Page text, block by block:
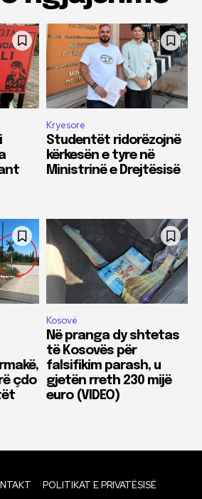
Kryesore
Studentët ridorëzojnë
kërkesën e tyre në
Ministrinë e Drejtësisë
çdo
Kosovë
Në pranga dy shtetas
të Kosovës për
falsifikim parash, u
gjetën rreth 230 mijë
euro (VIDEO)
POLITIKAT E PRIVATËSISË